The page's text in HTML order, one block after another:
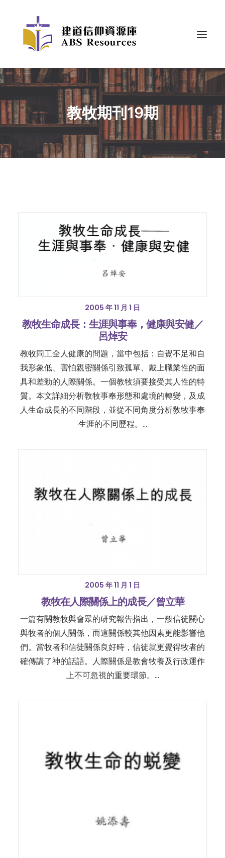
教牧期刊19期
2005 年 11 月 1 日
教牧生命成長：生涯與事奉，健康與安健／
呂焯安
教牧同工全人健康的問題，當中包括：自覺不足和自
我形象低、害怕親密關係引致孤單、戴上職業性的面
具和差勁的人際關係。一個教牧須要接受其人性的特
質。本文詳細分析敎牧事奉形態和處境的轉變，及成
人生命成長的不同階段，並從不同角度分析敎牧事奉
生涯的不同歷程。…
2005 年 11 月 1 日
教牧在人際關係上的成長／曾立華
一篇有關教牧與會眾的研究報告指出，一般信徒關心
與牧者的個人關係，而這關係較其他因素更能影響他
們。當牧者和信徒關係良好時，信徒就更覺得牧者的
確傳講了神的話語。人際關係是教會牧養及行政運作
上不可忽視的重要環節。…